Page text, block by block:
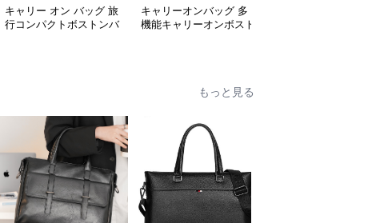
キャリー オン バッグ 旅
行コンパクトボストンバ
キャリーオンバッグ 多
機能キャリーオンボスト
もっと見る